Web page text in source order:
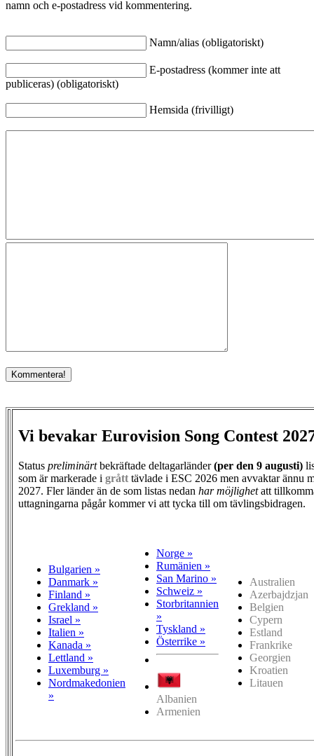
namn och e-postadress vid kommentering.
Namn/alias (obligatoriskt)
E-postadress (kommer inte att
publiceras) (obligatoriskt)
Hemsida (frivilligt)
Vi bevakar Eurovision Song Contest
Status preliminärtbekräftade deltagarländer(per den 9 augusti)
som är markerade i grått tävlade i ESC 2026 men avvaktar ännu
2027. Fler länder än de som listas nedan har möjlighetatt
uttagningarna pågår kommer vi att tycka till om tävlingsbidragen.
Bulgarien »
Danmark »
Finland »
Grekland »
Israel »
Italien »
Kanada »
Lettland »
Luxemburg »
Nordmakedonien
»
Norge »
Rumänien »
San Marino »
Schweiz »
Storbritannien
»
Tyskland »
Österrike »
Albanien
Armenien
Australien
Azerbajdzjan
Belgien
Cypern
Estland
Frankrike
Georgien
Kroatien
Litauen